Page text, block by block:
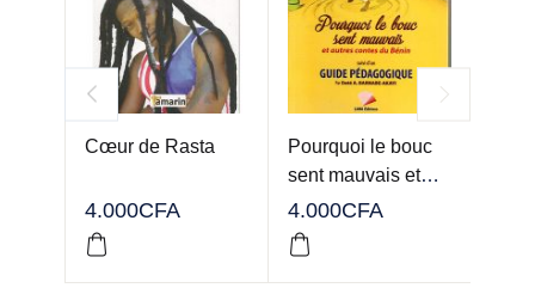
Cœur de Rasta
4.000CFA
Pourquoi le bouc
sent mauvais et
autres contes du
Bénin
4.000CFA